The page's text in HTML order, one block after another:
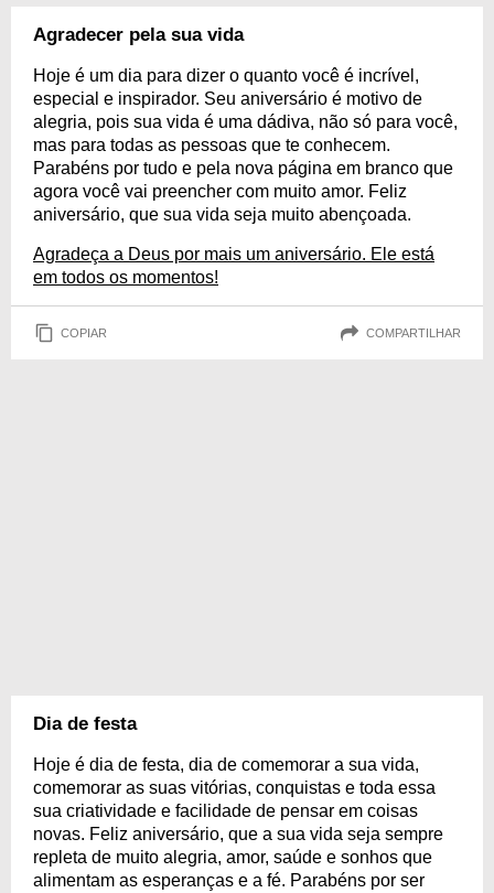
Agradecer pela sua vida
Hoje é um dia para dizer o quanto você é incrível,
especial e inspirador. Seu aniversário é motivo de
alegria, pois sua vida é uma dádiva, não só para você,
mas para todas as pessoas que te conhecem.
Parabéns por tudo e pela nova página em branco que
agora você vai preencher com muito amor. Feliz
aniversário, que sua vida seja muito abençoada.
Agradeça a Deus por mais um aniversário. Ele está
em todos os momentos!
COPIAR COMPARTILHAR
Dia de festa
Hoje é dia de festa, dia de comemorar a sua vida,
comemorar as suas vitórias, conquistas e toda essa
sua criatividade e facilidade de pensar em coisas
novas. Feliz aniversário, que a sua vida seja sempre
repleta de muito alegria, amor, saúde e sonhos que
alimentam as esperanças e a fé. Parabéns por ser